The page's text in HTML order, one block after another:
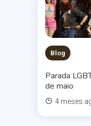
Blog
Parada
de maio
4 meses